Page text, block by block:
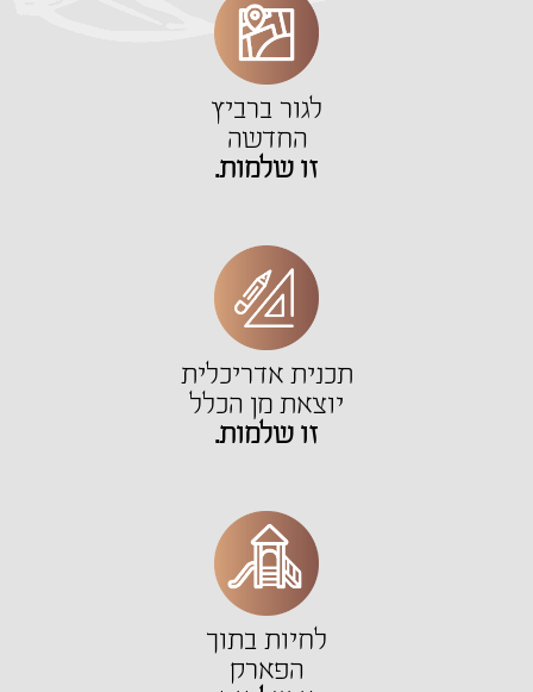
לגור ברביץ
החדשה
זו שלמות.
תכנית אדריכלית
יוצאת מן הכלל
זו שלמות.
לחיות בתוך
הפארק